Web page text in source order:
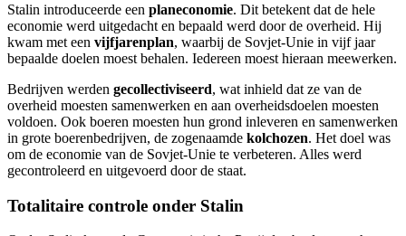
Stalin introduceerde een planeconomie. Dit betekent dat de hele
economie werd uitgedacht en bepaald werd door de overheid. Hij
kwam met een vijfjarenplan, waarbij de Sovjet-Unie in vijf jaar
bepaalde doelen moest behalen. Iedereen moest hieraan meewerken.
Bedrijven werden gecollectiviseerd, wat inhield dat ze van de
overheid moesten samenwerken en aan overheidsdoelen moesten
voldoen. Ook boeren moesten hun grond inleveren en samenwerken
in grote boerenbedrijven, de zogenaamde kolchozen. Het doel was
om de economie van de Sovjet-Unie te verbeteren. Alles werd
gecontroleerd en uitgevoerd door de staat.
Totalitaire controle onder Stalin